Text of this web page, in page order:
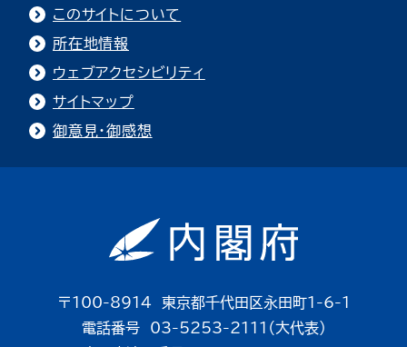
このサイトについて
所在地情報
ウェブアクセシビリティ
サイトマップ
御意見・御感想
〒100-8914 東京都千代田区永田町1-6-1
電話番号 03-5253-2111（大代表）